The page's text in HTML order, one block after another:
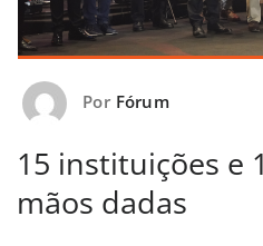
Por Fórum
15 instituições e
mãos dadas